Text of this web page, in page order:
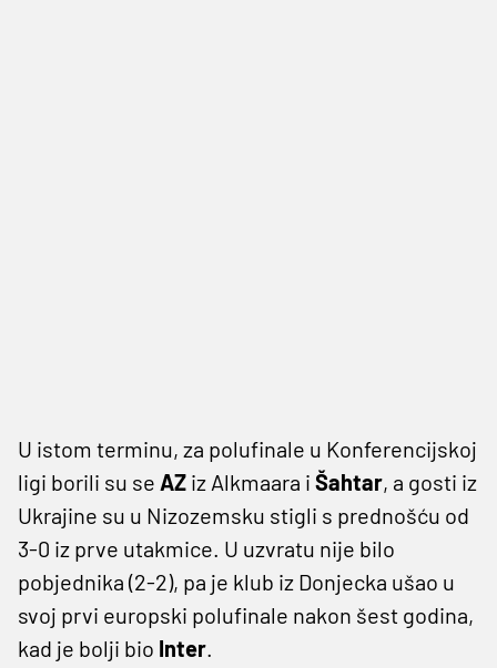
U istom terminu, za polufinale u Konferencijskoj
ligi borili su se AZ iz Alkmaara i Šahtar, a gosti iz
Ukrajine su u Nizozemsku stigli s prednošću od
3-0 iz prve utakmice. U uzvratu nije bilo
pobjednika (2-2), pa je klub iz Donjecka ušao u
svoj prvi europski polufinale nakon šest godina,
kad je bolji bio Inter.